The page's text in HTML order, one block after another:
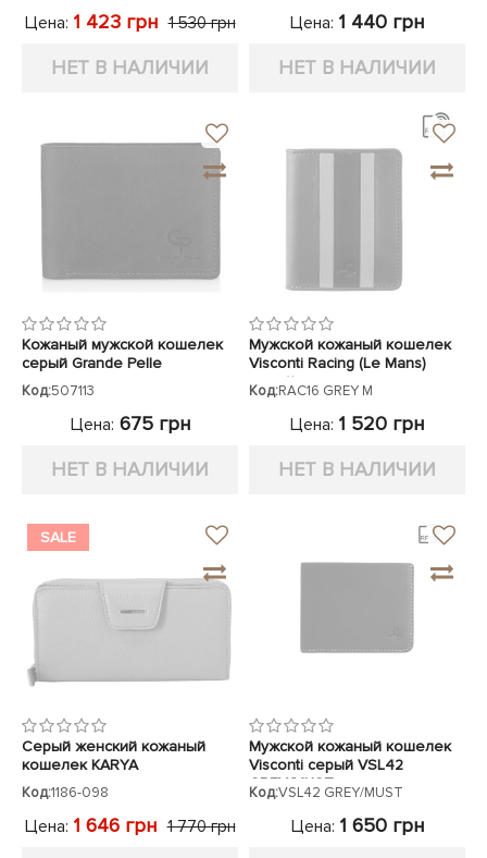
Цена: 1 423 грн 1 530 грн
НЕТ В НАЛИЧИИ
Цена: 1 440 грн
НЕТ В НАЛИЧИИ
Кожаный мужской кошелек
серый Grande Pelle
Код:507113
Цена: 675 грн
НЕТ В НАЛИЧИИ
Мужской кожаный кошелек
Visconti Racing (Le Mans)
серый
Код:RAC16 GREY M
Цена: 1 520 грн
НЕТ В НАЛИЧИИ
SALE
Серый женский кожаный
кошелек KARYA
Код:1186-098
Цена: 1 646 грн 1 770 грн
Мужской кожаный кошелек
Visconti серый VSL42
GREY/MUST
Код:VSL42 GREY/MUST
Цена: 1 650 грн